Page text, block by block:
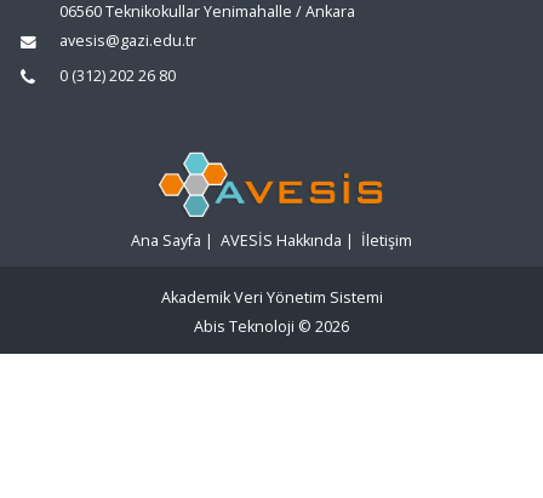
06560 Teknikokullar Yenimahalle / Ankara
avesis@gazi.edu.tr
0 (312) 202 26 80
Ana Sayfa | AVESİS Hakkında | İletişim
Akademik Veri Yönetim Sistemi
Abis Teknoloji © 2026